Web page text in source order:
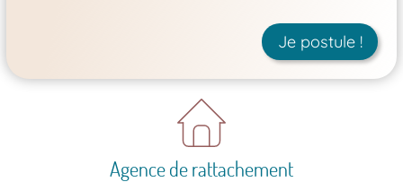
Je postule !
Agence de rattachement